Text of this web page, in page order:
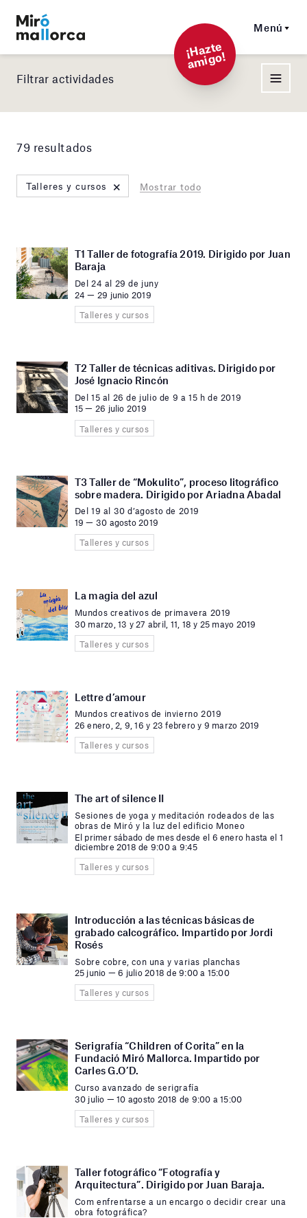
Menú
¡
Hazt
e
a
mi
g
o!
Filtrar actividades
79 resultados
Talleres y cursos × Mostrar todo
T1 Taller de fotografía 2019. Dirigido por Juan
Baraja
Del 24 al 29 de juny
24 — 29 junio 2019
Talleres y cursos
T2 Taller de técnicas aditivas. Dirigido por
José Ignacio Rincón
Del 15 al 26 de julio de 9 a 15 h de 2019
15 — 26 julio 2019
Talleres y cursos
T3 Taller de “Mokulito”, proceso litográfico
sobre madera. Dirigido por Ariadna Abadal
Del 19 al 30 d’agosto de 2019
19 — 30 agosto 2019
Talleres y cursos
La magia del azul
Mundos creativos de primavera 2019
30 marzo, 13 y 27 abril, 11, 18 y 25 mayo 2019
Talleres y cursos
Lettre d’amour
Mundos creativos de invierno 2019
26 enero, 2, 9, 16 y 23 febrero y 9 marzo 2019
Talleres y cursos
The art of silence II
Sesiones de yoga y meditación rodeados de las
obras de Miró y la luz del edificio Moneo
El primer sábado de mes desde el 6 enero hasta el 1
diciembre 2018 de 9:00 a 9:45
Talleres y cursos
Introducción a las técnicas básicas de
grabado calcográfico. Impartido por Jordi
Rosés
Sobre cobre, con una y varias planchas
25 junio — 6 julio 2018 de 9:00 a 15:00
Talleres y cursos
Serigrafía “Children of Corita” en la
Fundació Miró Mallorca. Impartido por
Carles G.O’D.
Curso avanzado de serigrafía
30 julio — 10 agosto 2018 de 9:00 a 15:00
Talleres y cursos
Taller fotográfico “Fotografía y
Arquitectura”. Dirigido por Juan Baraja.
Com enfrentarse a un encargo o decidir crear una
obra fotográfica?